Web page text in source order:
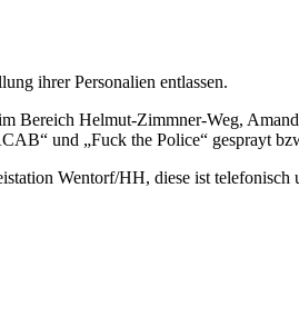
ihrer Personalien entlassen.
Bereich Helmut-Zimmner-Weg,
und „Fuck the Police“ gesprayt
Wentorf/HH, diese ist